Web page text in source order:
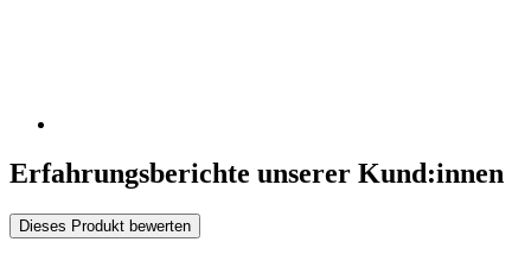
Erfahrungsberichte unserer Kund:innen
Dieses Produkt bewerten